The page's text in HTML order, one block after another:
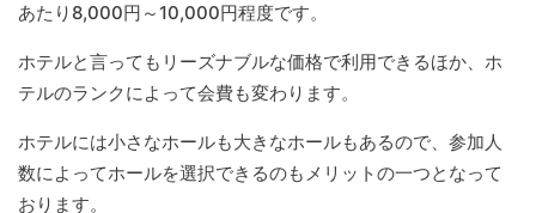
あたり8,000円～10,000円程度です。
ホテルと言ってもリーズナブルな価格で利用できるほか、ホ
テルのランクによって会費も変わります。
ホテルには小さなホールも大きなホールもあるので、参加人
数によってホールを選択できるのもメリットの一つとなって
おります。